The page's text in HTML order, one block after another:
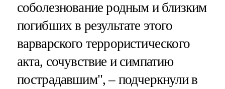
соболезнование родным и близким
погибших в результате этого
варварского террористического
акта, сочувствие и симпатию
пострадавшим", – подчеркнули в